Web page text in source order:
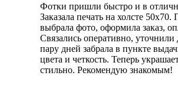
Фотки пришли быстро и в
Заказала печать на холсте 50х70.
выбрала фото, оформила заказ,
Связались оперативно, уточнили
пару дней забрала в пункте
цвета и четкость. Теперь
стильно. Рекомендую знакомым!